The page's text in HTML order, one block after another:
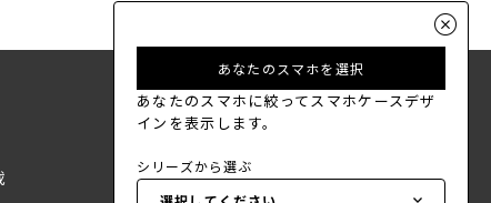
あなたのスマホを選択
あなたのスマホに絞ってスマホケースデザ
インを表示します。
シリーズから選ぶ